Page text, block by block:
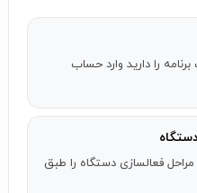
را دارید وارد حساب
فعالسازی دستگاه را طبق